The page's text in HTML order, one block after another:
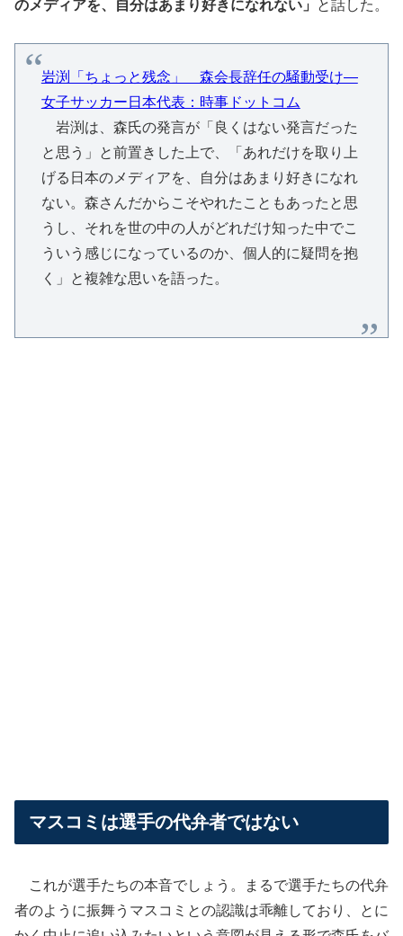
のメディアを、自分はあまり好きになれない」
と話した。
岩渕「ちょっと残念」 森会長辞任の騒動受け―
女子サッカー日本代表：時事ドットコム
岩渕は、森氏の発言が「良くはない発言だった
と思う」と前置きした上で、「あれだけを取り上
げる日本のメディアを、自分はあまり好きになれ
ない。森さんだからこそやれたこともあったと思
うし、それを世の中の人がどれだけ知った中でこ
ういう感じになっているのか、個人的に疑問を抱
く」と複雑な思いを語った。
マスコミは選手の代弁者ではない
これが選手たちの本音でしょう。まるで選手たちの代弁
者のように振舞うマスコミとの認識は乖離しており、とに